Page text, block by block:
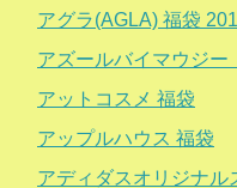
アグラ(AGLA) 福袋
アズールバイマウジー
アットコスメ 福袋
アップルハウス 福袋
アディダスオリジナル